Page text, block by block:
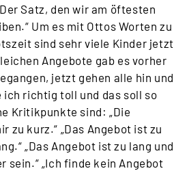
Satz, den wir am öftesten
Um es mit Ottos Worten zu
sind sehr viele Kinder jetzt
Angebote gab es vorher
jetzt gehen alle hin und
ich richtig toll und das soll so
Kritikpunkte sind: „Die
zu kurz.“ „Das Angebot ist zu
„Das Angebot ist zu lang und
sein.“ „Ich finde kein Angebot